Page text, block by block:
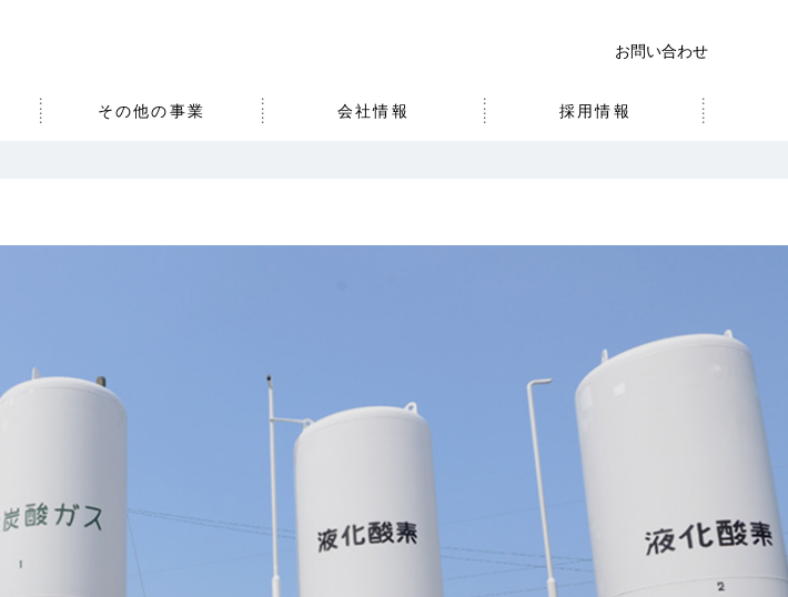
お問い合わせ
その他の事業 会社情報 採用情報